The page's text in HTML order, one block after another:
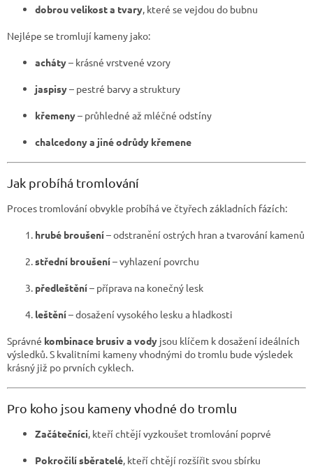
k
p
s
dobrou velikost a tvary, které se vejdou do bubnu
Nejlépe se tromlují kameny jako:
acháty– krásné vrstvené vzory
jaspisy– pestré barvy a struktury
křemeny– průhledné až mléčné odstíny
chalcedony a jiné odrůdy křemene
Jak probíhá tromlování
Proces tromlování obvykle probíhá ve čtyřech základních fázích:
hrubé broušení– odstranění ostrých hran a tvarování kamenů
střední broušení– vyhlazení povrchu
předleštění– příprava na konečný lesk
leštění– dosažení vysokého lesku a hladkosti
Správné kombinace brusiv a vody jsou klíčem k dosažení ideálních
výsledků. S kvalitními kameny vhodnými do tromlu bude výsledek
krásný již po prvních cyklech.
Pro koho jsou kameny vhodné do tromlu
Začátečníci, kteří chtějí vyzkoušet tromlování poprvé
Pokročilí sběratelé, kteří chtějí rozšířit svou sbírku